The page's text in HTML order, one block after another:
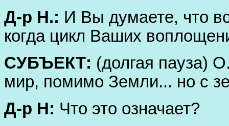
Д-р Н.: И Вы думаете, что
когда цикл Ваших
СУБЪЕКТ: (долгая пауза)
мир, помимо Земли... но с
Д-р Н: Что это означает?